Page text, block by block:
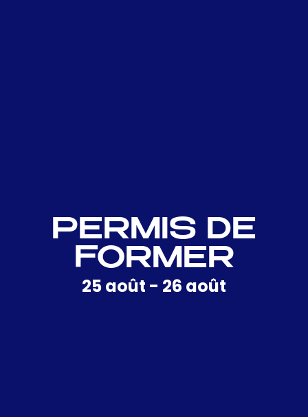
PERMIS DE
FORMER
25 août - 26 août